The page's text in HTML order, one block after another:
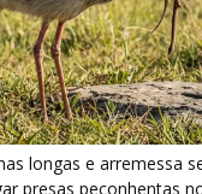
descargas elétricas em
e atordoar